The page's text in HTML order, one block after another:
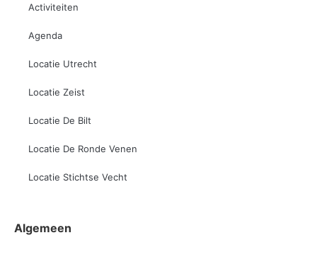
Activiteiten
Agenda
Locatie Utrecht
Locatie Zeist
Locatie De Bilt
Locatie De Ronde Venen
Locatie Stichtse Vecht
Algemeen